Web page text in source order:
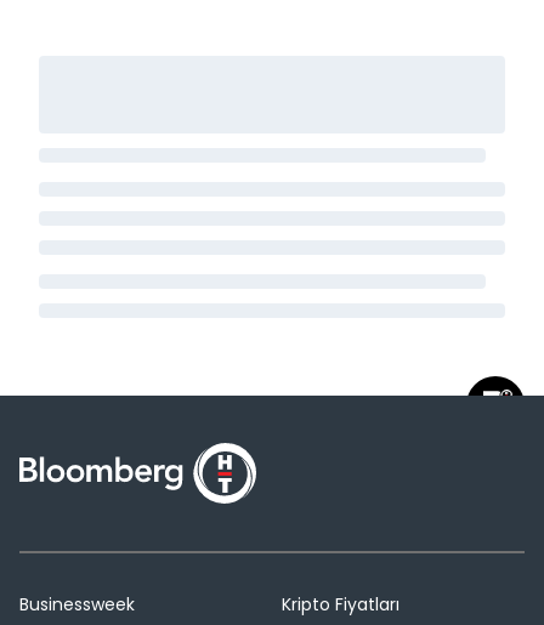
Businessweek
Kripto Fiyatları